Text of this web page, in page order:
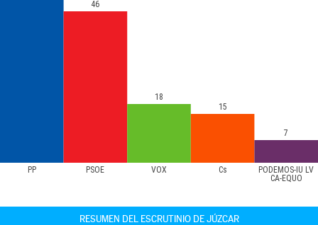
PP PSOE VOX Cs
PODEMOS-IU LV
CA-EQUO
46
18
15
7
RESUMEN DEL ESCRUTINIO DE JÚZCAR